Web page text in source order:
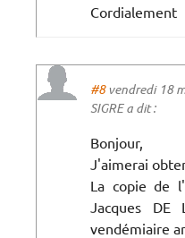
Cordialement
#8vendredi 18
SIGRE a dit :
Bonjour,
J'aimerai
La copie de
Jacques
vendémiaire